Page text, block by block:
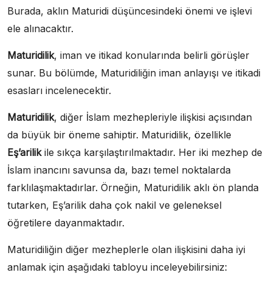
Burada, aklın Maturidi düşüncesindeki önemi ve işlevi
ele alınacaktır.
Maturidilik, iman ve itikad konularında belirli görüşler
sunar. Bu bölümde, Maturidiliğin iman anlayışı ve itikadi
esasları incelenecektir.
Maturidilik, diğer İslam mezhepleriyle ilişkisi açısından
da büyük bir öneme sahiptir. Maturidilik, özellikle
Eş’arilikile sıkça karşılaştırılmaktadır. Her iki mezhep de
İslam inancını savunsa da, bazı temel noktalarda
farklılaşmaktadırlar. Örneğin, Maturidilik aklı ön planda
tutarken, Eş’arilik daha çok nakil ve geleneksel
öğretilere dayanmaktadır.
Maturidiliğin diğer mezheplerle olan ilişkisini daha iyi
anlamak için aşağıdaki tabloyu inceleyebilirsiniz: